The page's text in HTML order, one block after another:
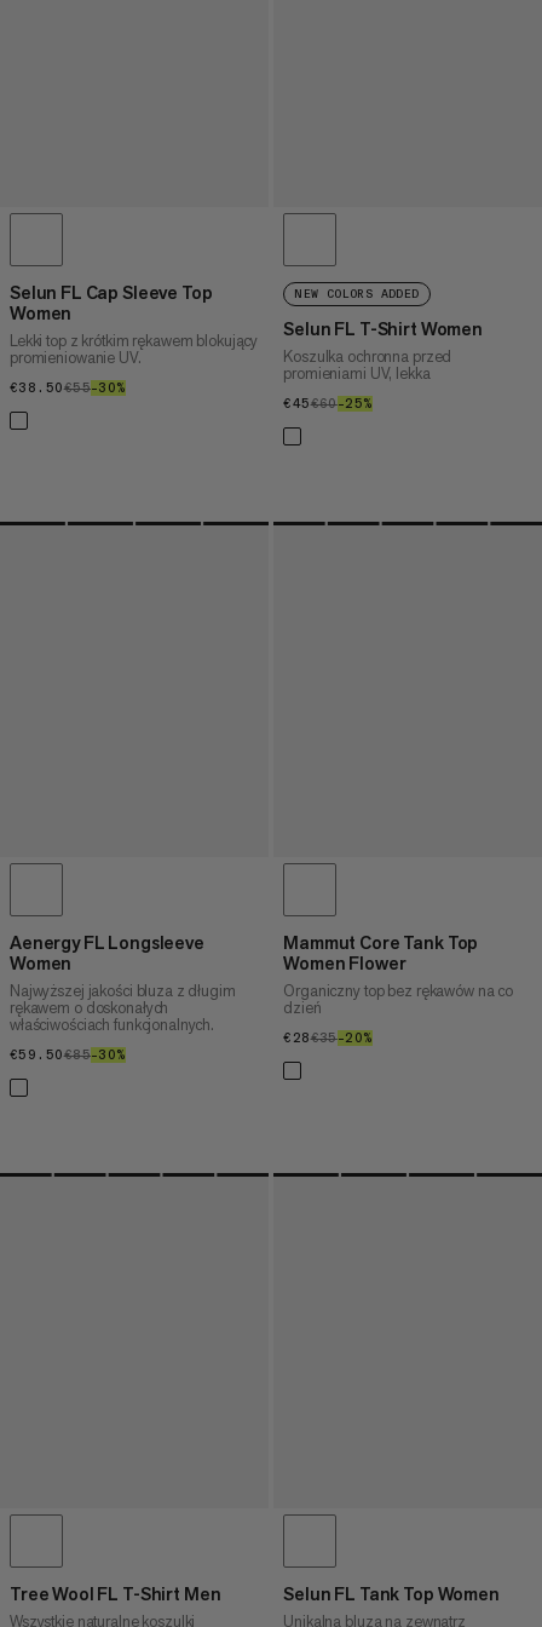
Selun FL Cap Sleeve Top
Women
Lekki top z krótkim rękawem blokujący
promieniowanie UV.
€38.50€38.50
€55€55
–30%
NEW COLORS ADDED
Selun FL T-Shirt Women
Koszulka ochronna przed
promieniami UV, lekka
€45€45
€60€60
–25%
Aenergy FL Longsleeve
Women
Najwyższej jakości bluza z długim
rękawem o doskonałych
właściwościach funkcjonalnych.
€59.50€59.50
€85€85
–30%
Mammut Core Tank Top
Women Flower
Organiczny top bez rękawów na co
dzień
€28€28
€35€35
–20%
Tree Wool FL T-Shirt Men
Wszystkie naturalne koszulki
Selun FL Tank Top Women
Unikalna bluza na zewnątrz